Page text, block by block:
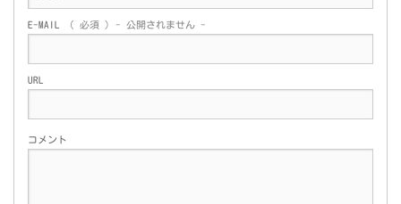
E-MAIL ( 必須 ) - 公開されません -
URL
コメント